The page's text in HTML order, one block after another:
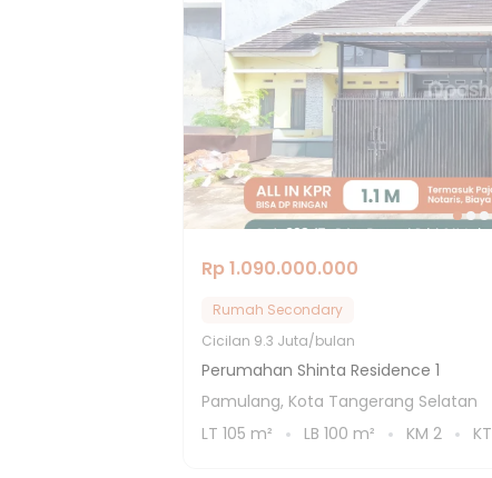
Rp 1.090.000.000
Rumah Secondary
Cicilan 9.3 Juta/bulan
Perumahan Shinta Residence 1
Pamulang, Kota Tangerang Selatan
LT 105 m² LB 100 m² KM 2 KT